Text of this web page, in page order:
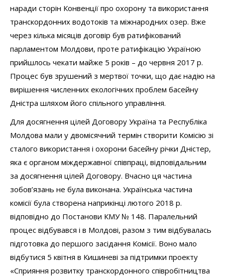
наради сторін Конвенції про охорону та використання
транскордонних водотоків та міжнародних озер. Вже
через кілька місяців договір був ратифікований
парламентом Молдови, проте ратифікацію Україною
прийшлось чекати майже 5 років – до червня 2017 р.
Процес був зрушений з мертвої точки, що дає надію на
вирішення численних екологічних проблем басейну
Дністра шляхом його спільного управління.
Для досягнення цілей Договору Україна та Республіка
Молдова мали у двомісячний термін створити Комісію зі
сталого використання і охорони басейну річки Дністер,
яка є органом міждержавної співпраці, відповідальним
за досягнення цілей Договору. Вчасно ця частина
зобов’язань не була виконана. Українська частина
комісії була створена наприкінці лютого 2018 р.
відповідно до Постанови КМУ № 148. Паралельний
процес відбувався і в Молдові, разом з тим відбувалась
підготовка до першого засідання Комісії. Воно мало
відбутися 5 квітня в Кишиневі за підтримки проекту
«Сприяння розвитку транскордонного співробітництва